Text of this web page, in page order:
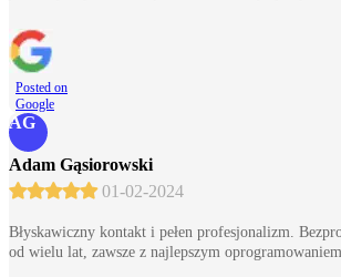
Posted on
Google
AG
Adam Gąsiorowski
01-02-2024
Błyskawiczny kontakt i pełen profesjonalizm.
od wielu lat, zawsze z najlepszym